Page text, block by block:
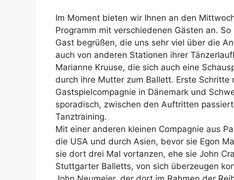
Im Moment bieten wir Ihnen an den
Programm mit verschiedenen Gästen an.
Gast begrüßen, die uns sehr viel über die
auch von anderen Stationen ihrer
Marianne Kruuse, die sich auch eine
durch ihre Mutter zum Ballett. Erste Schritte
Gastspielcompagnie in Dänemark und
sporadisch, zwischen den Auftritten
Tanztraining.
Mit einer anderen kleinen Compagnie aus
die USA und durch Asien, bevor sie Egon
sie dort drei Mal vortanzen, ehe sie John
Stuttgarter Balletts, von sich überzeugen